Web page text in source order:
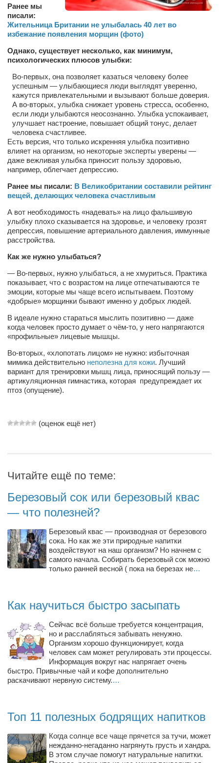
Тамара Кубракова
Елена Мельник
Семён Салатенко
Актёры
Валентин Бурый
Артём Мяус
Александра Сокол
Барды
Владимир Айзенберг
Игорь Добровольский
Ольга Козаченко
Оксана Скоробагатская
Александра Скорук
Бизнес-партнёры
Здоровье
Врач психиатр–нарколог Анплеев А.Б.
Косметологическое отделение КП Сумская
городская клиническая больница №4
Оптика — Медтехника
Тенториум -центр независимых дистрибьюторов
«Книголюб» — супермаркет
Багетный двор
МАГАЗИН СТИХОВ НА ЗАКАЗ
«Павел» — магазин мужской одежды
Туризм
«Траверс» — экипировочный центр
Александр Кугук
Музыканты
Евгений Касьяненко
Сергей Коноз
Денис Федченко
Guitarproduction Studio
Писатели
Поэты
Ранее мы
писали:
Жительница Британии не улыбалась 40 лет во
избежание появления морщин (фото)
Однако, существует несколько, как минимум,
психологических плюсов улыбки:
Во-первых, она позволяет казаться человеку более
успешным — улыбающиеся люди выглядят уверенно,
кажутся привлекательными и вызывают больше доверия.
А во-вторых, улыбка снижает уровень стресса, особенно,
если люди улыбаются неосознанно. Улыбка успокаивает,
улучшает настроение, повышает общий тонус, делает
человека счастливее.
Есть версия, что только искренняя улыбка позитивно
влияет на организм, но некоторые эксперты уверены —
даже вежливая улыбка приносит пользу здоровью,
например, облегчает депрессию.
Ранее мы писали: В Великобритании составили рейтинг
вещей, делающих человека счастливым
А вот необходимость «надевать» на лицо фальшивую
улыбку плохо сказывается на здоровье, и человеку грозят
депрессия, повышение артериального давления, иммунные
расстройства.
Как же нужно улыбаться?
— Во-первых, нужно улыбаться, а не хмуриться. Практика
показывает, что с возрастом на лице отпечатываются те
эмоции, которые мы чаще всего испытываем. Поэтому
«добрые» морщинки бывают именно у добрых людей.
В идеале нужно стараться мыслить позитивно — даже
когда человек просто думает о чём-то, у него напрягаются
«профильные» лицевые мышцы.
Во-вторых, «хлопотать лицом» не нужно: избыточная
мимика действительно неполезна для кожи. Лучший
вариант для тренировки мышц лица, приносящий пользу —
артикуляционная гимнастика, которая предупреждает их
птоз (опущение).
(оценок ещё нет)
Читайте ещё по теме:
Березовый сок или березовый квас
— что полезней?
Березовый квас — производная от березового
сока. Но как же эти природные напитки
воздействуют на наш организм? Но начнем с
самого начала. Собирать березовый сок можно
только ранней весной ( пока на березах не…
Как научиться быстро засыпать
Сейчас всё больше требуется концентрация,
но и расслабляться забывать ненужно.
Организм хорошо функционирует, когда
человек сам может регулировать эти процессы.
Информация вокруг нас напрягает очень
быстро. Привычные чай и кофе дополнительно
раскачивают нервную систему.…
Топ 11 полезных бодрящих напитков
Когда солнце все чаще прячется за тучи, может
нежданно-негаданно нагрянуть грусть и хандра.
В этом случае помогут натуральные напитки.